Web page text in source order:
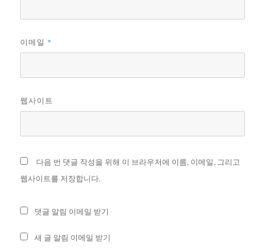
이메일 *
웹사이트
다음 번 댓글 작성을 위해 이 브라우저에 이름, 이메일, 그리고
웹사이트를 저장합니다.
댓글 알림 이메일 받기
새 글 알림 이메일 받기